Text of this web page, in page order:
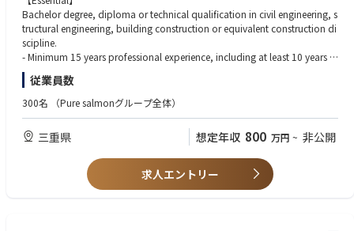
The successful candidate must demonstrate recent real construction expe
rience, practical problem-solving, clear English reporting and the ability t
o close issues before they become schedule, quality or cost problems.
【Duties & Responsibilities】
This is a site-execution role. The job holder must be visible on site, unders
tand the actual works, verify the field condition against the drawings, an
d drive issues to closure with practical options.
〇Civil and building work-front supervision
bar, formwork, concrete, steel, embed, drainage, road, finish and buildi
ng-services interface drawings.
Bachelor degree, diploma or technical qualification in civil engineering, s
tructural engineering, building construction or equivalent construction di
scipline.
- Minimum 15 years professional experience, including at least 10 years h
ands-on construction supervision on large industrial projects as part of o
wner, EPC, main contractor or civil contractor teams.
- Recent practical site experience supervising civil/building works, not onl
- Proven ability to read construction drawings, check actual work, coord
inate contractors, manage inspections and close quality issues.
- Experience preparing clear daily/weekly site reports, inspection records,
punch lists and action trackers in English.
- Strong understanding of civil/building construction processes, sequenci
従業員数
300名 （Pure salmonグループ全体）
三重県 想定年収 800 万円 ~ 非公開
求人エントリー